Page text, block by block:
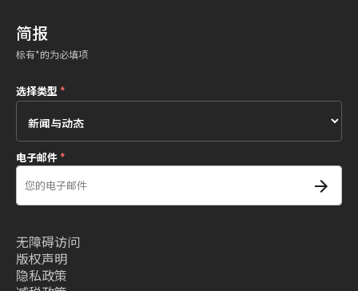
简报
标有*的为必填项
选择类型*
电子邮件*
无障碍访问
版权声明
隐私政策